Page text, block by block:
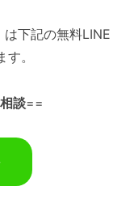
は下記の無料LINE
。
談==